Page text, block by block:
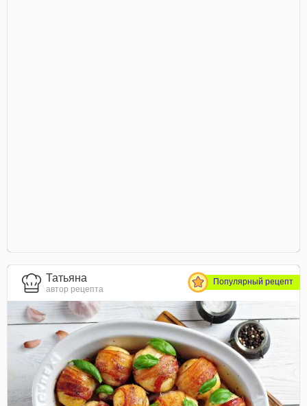
Татьяна
автор рецепта
Популярный рецепт